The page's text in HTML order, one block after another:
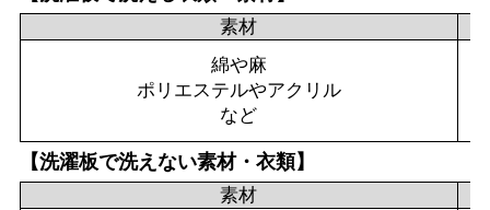
素材
綿や麻
ポリエステルやアクリル
など
【洗濯板で洗えない素材・衣類】
素材